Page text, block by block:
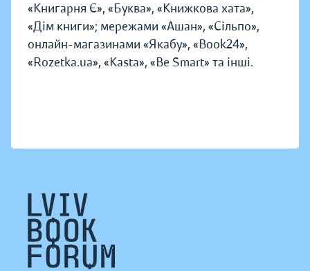
«Книгарня Є», «Буква», «Книжкова хата»,
«Дім книги»; мережами «Ашан», «Сільпо»,
онлайн-магазинами «Якабу», «Book24»,
«Rozetka.ua», «Kasta», «Be Smart» та інші.